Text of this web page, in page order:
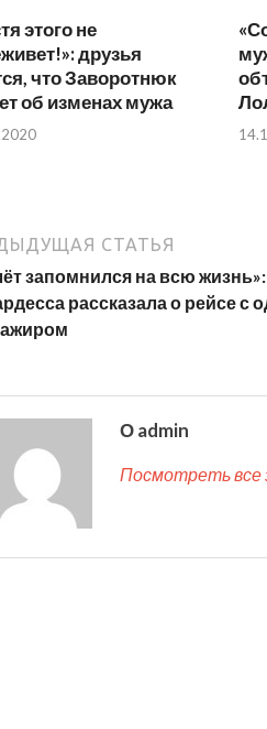
этого не
друзья
что Заворотнюк
об изменах мужа
СТАТЬЯ
запомнился на всю жизнь»:
рассказала о рейсе с
О admin
Посмотреть все